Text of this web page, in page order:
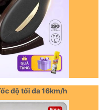
độ tối đa 16km/h